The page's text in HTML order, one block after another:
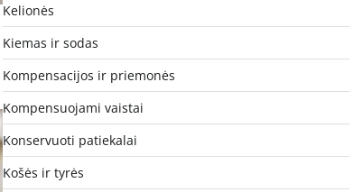
Kelionės
Kiemas ir sodas
Kompensacijos ir priemonės
Kompensuojami vaistai
Konservuoti patiekalai
Košės ir tyrės